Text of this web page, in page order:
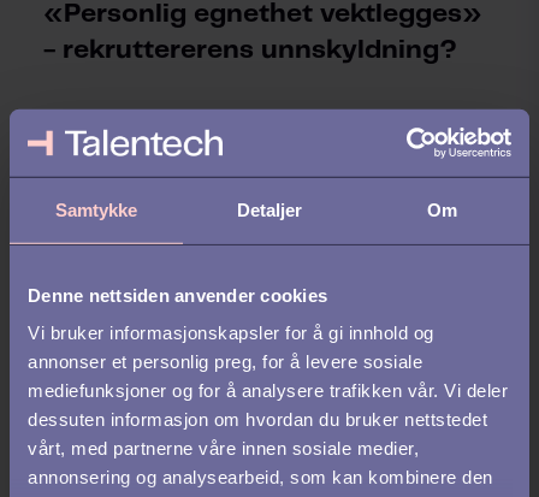
Samtykke Detaljer Om
Denne nettsiden anvender cookies
Vi bruker informasjonskapsler for å gi innhold og
annonser et personlig preg, for å levere sosiale
mediefunksjoner og for å analysere trafikken vår. Vi deler
dessuten informasjon om hvordan du bruker nettstedet
vårt, med partnerne våre innen sosiale medier,
annonsering og analysearbeid, som kan kombinere den
«Personlig egnethet vektlegges»
- rekruttererens unnskyldning?
REKRUTTERING / DISKRIMINERING